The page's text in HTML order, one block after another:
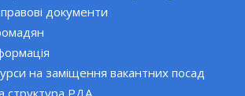
документи
на заміщення вакантних посад
структура РДА